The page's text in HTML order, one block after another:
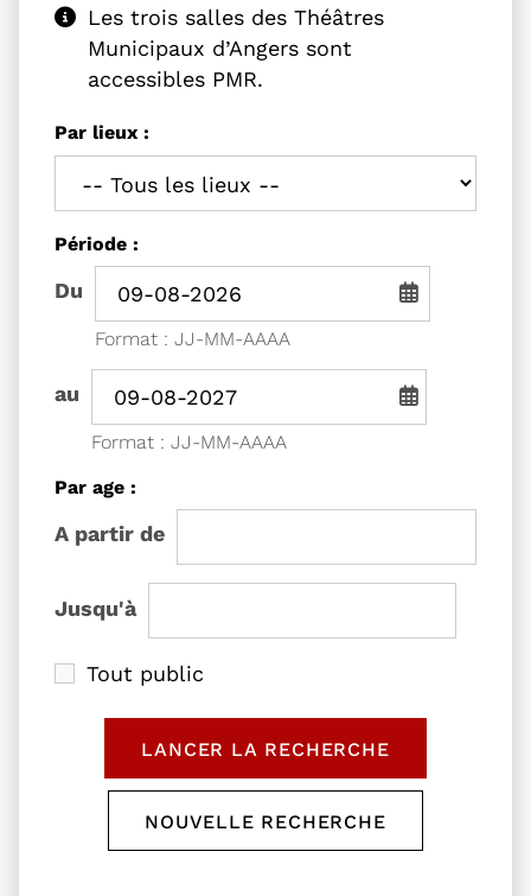
Les trois salles des Théâtres
Municipaux d’Angers sont
accessibles PMR.
Filtrer les événements
Par lieux :
Filtrer les événements par
Période :
Du Période de recherche - Date de début
Format : JJ-MM-AAAA
au Période de recherche - Date de fin
Format : JJ-MM-AAAA
Filtrer les événements
Par age :
A partir del'âge de
Jusqu'àl'âge de
Tout public
LANCER LA RECHERCHE
DES ÉVÉNEMENTS
NOUVELLE RECHERCHE
RÉINITIALISER LE